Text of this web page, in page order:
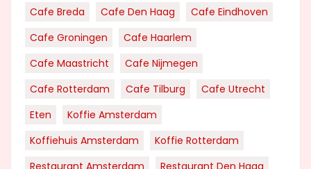
Cafe Breda Cafe Den Haag
Cafe Eindhoven
Cafe Groningen
Cafe Haarlem
Cafe Maastricht
Cafe Nijmegen
Cafe Rotterdam
Cafe Tilburg
Cafe Utrecht
Eten
Koffie Amsterdam
Koffiehuis Amsterdam
Koffie Rotterdam
Restaurant Amsterdam
Restaurant Den Haag